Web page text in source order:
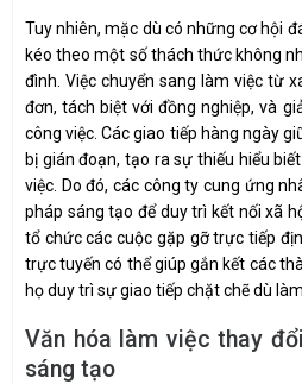
Tuy nhiên, mặc dù có những cơ hội
kéo theo một số thách thức không
đình. Việc chuyển sang làm việc từ
đơn, tách biệt với đồng nghiệp, và
công việc. Các giao tiếp hàng ngày
bị gián đoạn, tạo ra sự thiếu hiểu
việc. Do đó, các công ty cung ứng
pháp sáng tạo để duy trì kết nối xã
tổ chức các cuộc gặp gỡ trực tiếp
trực tuyến có thể giúp gắn kết các
họ duy trì sự giao tiếp chặt chẽ dù
Văn hóa làm việc thay
sáng tạo